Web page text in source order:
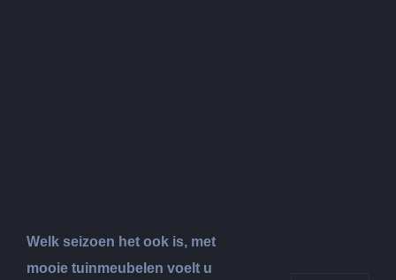
Welk seizoen het ook is, met
mooie tuinmeubelen voelt u